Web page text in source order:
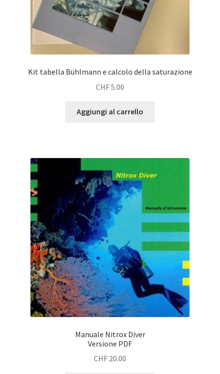
Kit tabella Bühlmann e calcolo della saturazione
CHF5.00
Aggiungi al carrello
Manuale Nitrox Diver
Versione PDF
CHF 20.00